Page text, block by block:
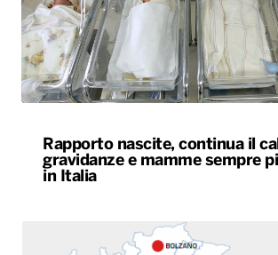
Rapporto nascite, continua il
gravidanze e mamme sempre
in Italia